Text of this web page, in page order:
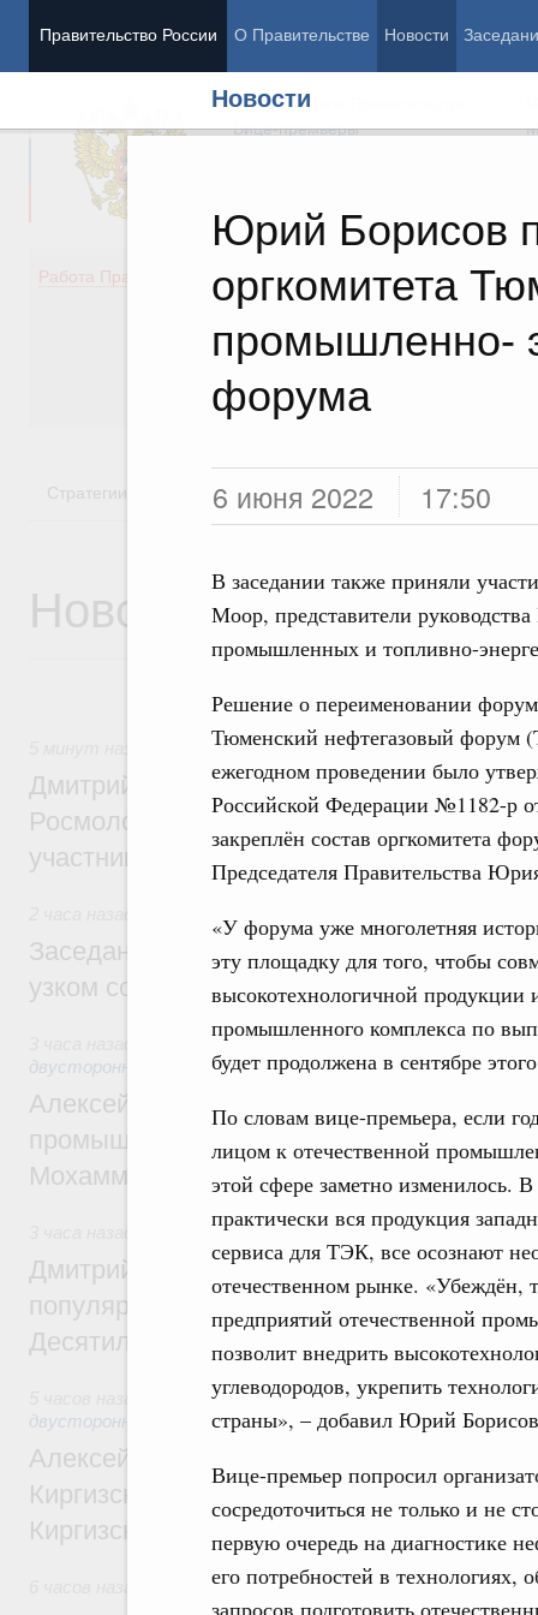
Правительство России О Правительстве Новости
Новости
Юрий Борисов
оргкомитета
промышленно-
форума
6 июня 2022 17:50
В заседании также приняли
Моор, представители
промышленных и топливно-
Решение о переименовании
Тюменский нефтегазовый форум
ежегодном проведении было
Российской Федерации №1182-р
закреплён состав оргкомитета
Председателя Правительства
«У форума уже многолетняя
эту площадку для того, чтобы
высокотехнологичной
промышленного комплекса по
будет продолжена в сентябре
По словам вице-премьера, если
лицом к отечественной
этой сфере заметно изменилось.
практически вся продукция
сервиса для ТЭК, все осознают
отечественном рынке. «Убеждён,
предприятий отечественной
позволит внедрить
углеводородов, укрепить
страны», – добавил Юрий
Вице-премьер попросил
сосредоточиться не только и не
первую очередь на диагностике
его потребностей в технологиях,
запросов подготовить
Председатель Правительства
Вице-премьеры
Работа Правительства
Демография
Здоровье
Культура
Государство
Стратегии Государственные программы
Новости
Молодёжная политика
Дмитрий Чернышенко, Сергей Кравцов и
Росмолодёжи Григорий Гуров
участников проекта «Кольцо открытий»
Заседание Евразийского
узком составе
Экономические отношения с зарубежными
двусторонней основе
Алексей Оверчук провёл рабочую
промышленности, недропользования и
Мохаммадом Атабаком
Внутренний и въездной туризм
Дмитрий Чернышенко: Порядка 110
популярного туризма в 35 регионах
Десятилетия науки и технологий
Экономические и гуманитарные
двусторонней основе
Алексей Оверчук принял участие в
Киргизского экономического форума и
Киргизской межрегиональной
Дорожное хозяйство